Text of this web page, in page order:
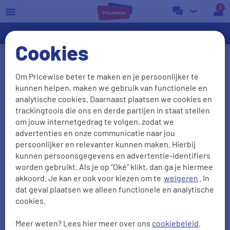
Cookies
Om Pricewise beter te maken en je persoonlijker te
kunnen helpen, maken we gebruik van functionele en
analytische cookies. Daarnaast plaatsen we cookies en
trackingtools die ons en derde partijen in staat stellen
om jouw internetgedrag te volgen, zodat we
advertenties en onze communicatie naar jou
persoonlijker en relevanter kunnen maken. Hierbij
kunnen persoonsgegevens en advertentie-identifiers
worden gebruikt. Als je op “Oké” klikt, dan ga je hiermee
akkoord. Je kan er ook voor kiezen om te weigeren . In
dat geval plaatsen we alleen functionele en analytische
cookies.
Meer weten? Lees hier meer over ons cookiebeleid
a
zonnepanelen in 2026 en vanaf
2027
Zonnepanelen zijn nog steeds een populaire
investering. Maar sinds bekend is dat de
salderingsregeling op 1 januari 2027 stopt, vragen
veel huishoudens zich af of zonnepanelen nog wel
rendabel zijn. En als dat zo is, hoe snel verdien je
zonnepanelen terug als je niet meer kunt salderen?